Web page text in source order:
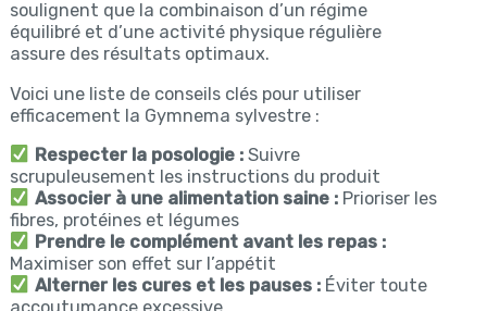
soulignent que la combinaison d’un régime
équilibré et d’une activité physique régulière
assure des résultats optimaux.
Voici une liste de conseils clés pour utiliser
efficacement la Gymnema sylvestre :
Respecter la posologie :Suivre
scrupuleusement les instructions du produit
Associer à une alimentation saine :Prioriser les
fibres, protéines et légumes
Prendre le complément avant les repas :
Maximiser son effet sur l’appétit
Alterner les cures et les pauses :Éviter toute